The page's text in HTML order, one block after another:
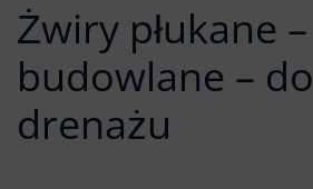
Żwiry płukane –
budowlane – do
drenażu